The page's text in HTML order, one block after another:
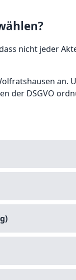
nicht jeder
an.
der DSGVO